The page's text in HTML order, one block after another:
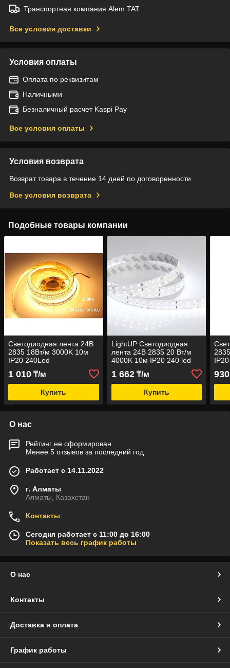
Транспортная компания Alem TAT
Все условия доставки
Условия оплаты
Оплата по реквизитам
Наличными
Безналичный расчет Kaspi Pay
Все условия оплаты
Условия возврата
Возврат товара в течение 14 дней по договоренности
Все условия возврата
Подобные товары компании
Светодиодная лента 24В
2835 18Вт/м 3000K 10м
IP20 240Led
1 010 ₸/м
Купить
LightUP Светодиодная
лента 24В 2835 20 Вт/м
4000K 10м IP20 240 led
1 662₸/м
Купить
930
О нас
Рейтинг не сформирован
Менее 5 отзывов за последний год
Работает с 14.11.2022
г. Алматы
Алматы, Казахстан
Контакты
Сегодня работает с 11:00 до 16:00
Показать весь график работы
О нас
Контакты
Доставка и оплата
График работы